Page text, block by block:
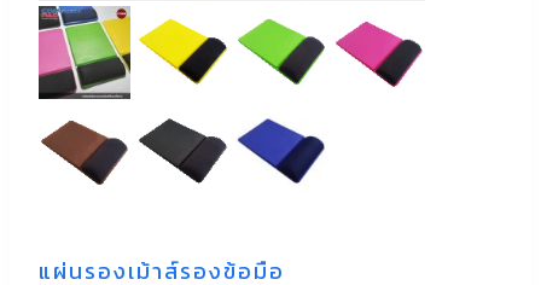
แผ่นรองเม้าส์รองข้อมือ